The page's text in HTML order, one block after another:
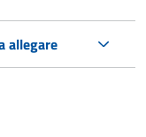
allegare